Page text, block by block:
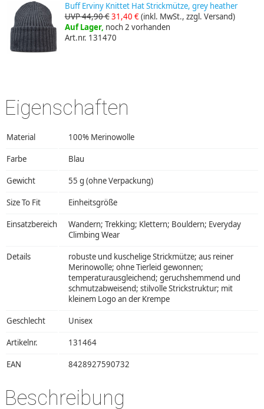
Buff Erviny Knittet Hat Strickmütze, grey heather
UVP 44,90 €31,40 €(inkl. MwSt., zzgl. Versand)
Auf Lager, noch 2 vorhanden
Art.nr. 131470
Eigenschaften
Material 100% Merinowolle
Farbe Blau
Gewicht 55 g (ohne Verpackung)
Size To Fit Einheitsgröße
Einsatzbereich
Wandern; Trekking; Klettern; Bouldern; Everyday
Climbing Wear
Details
robuste und kuschelige Strickmütze; aus reiner
Merinowolle; ohne Tierleid gewonnen;
temperaturausgleichend; geruchshemmend und
schmutzabweisend; stilvolle Strickstruktur; mit
kleinem Logo an der Krempe
Geschlecht Unisex
Artikelnr. 131464
EAN 8428927590732
Beschreibung